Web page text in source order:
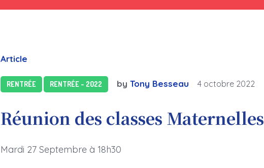
Article
RENTRÉE RENTRÉE - 2022 byTony Besseau 4 octobre 2022
Réunion des classes Maternelles
Mardi 27 Septembre à 18h30